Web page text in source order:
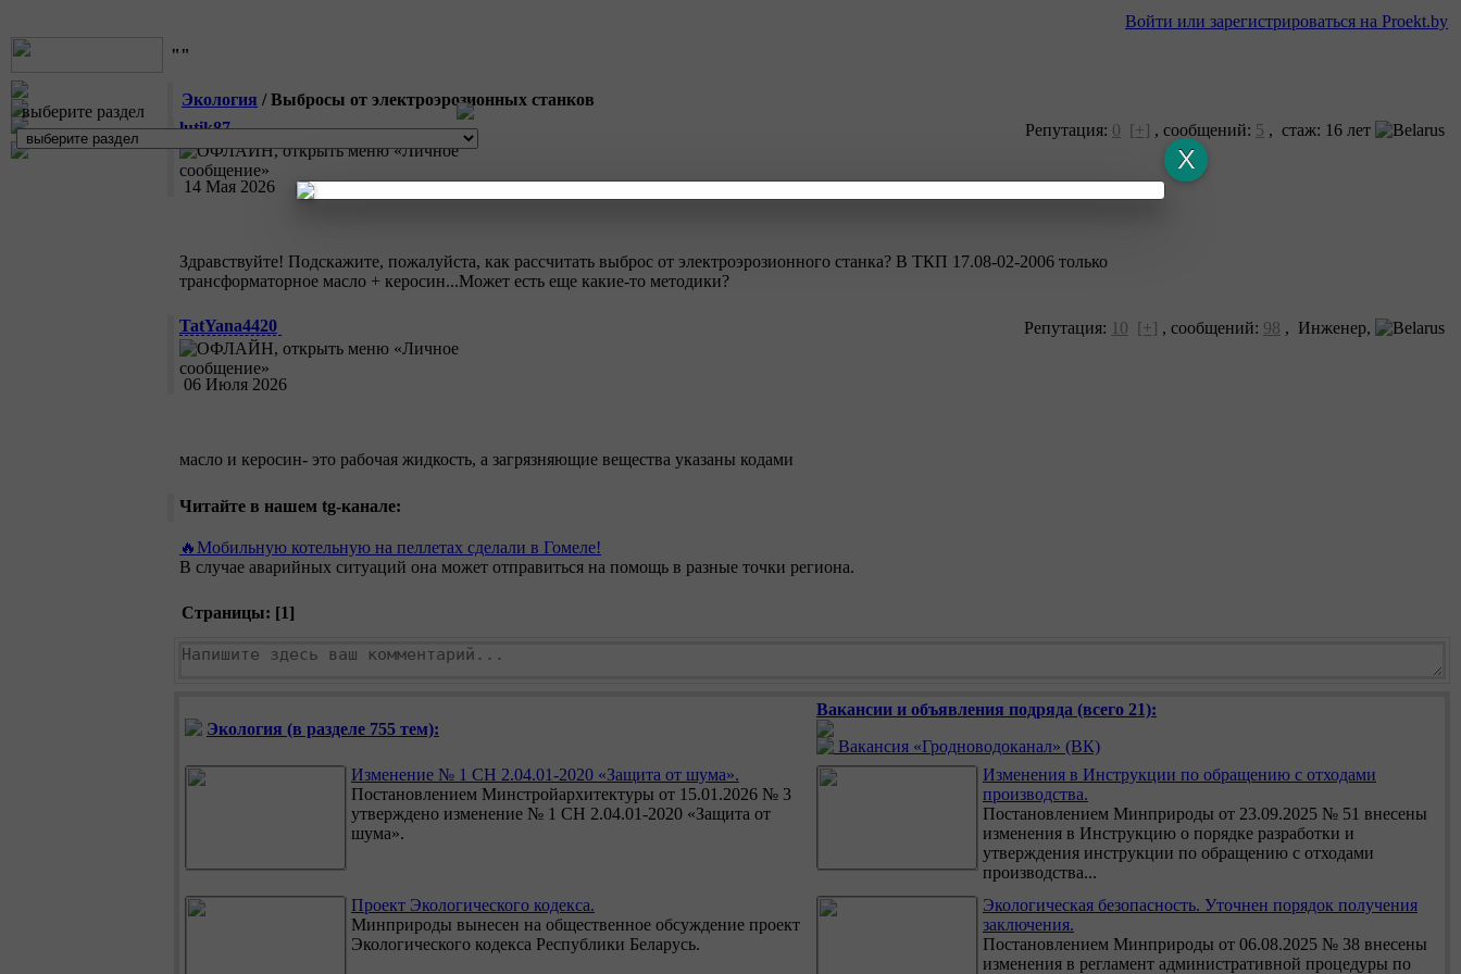
Войти или зарегистрироваться на Proekt.by
выберите раздел
""
Экология / Выбросы от электроэрозионных станков
lutik87
14 Мая 2026
Репутация: 0 [+] , сообщений: 5 , cтаж: 16 лет
Здравствуйте! Подскажите, пожалуйста, как рассчитать выброс от электроэрозионного станка? В ТКП 17.08-02-2006 только
трансформаторное масло + керосин...Может есть еще какие-то методики?
TatYana4420
06 Июля 2026
Репутация: 10 [+] , сообщений: 98 , Инженер,
масло и керосин- это рабочая жидкость, а загрязняющие вещества указаны кодами
Читайте в нашем tg-канале:
🔥Мобильную котельную на пеллетах сделали в Гомеле!
В случае аварийных ситуаций она может отправиться на помощь в разные точки региона.
Страницы: [1]
Экология (в разделе 755 тем):
Вакансии и объявления подряда (всего 21):
Вакансия «Гродноводоканал» (ВК)
Изменение № 1 СН 2.04.01-2020 «Защита от шума».
Постановлением Минстройархитектуры от 15.01.2026 № 3
утверждено изменение № 1 СН 2.04.01-2020 «Защита от
шума».
Изменения в Инструкции по обращению с отходами
производства.
Постановлением Минприроды от 23.09.2025 № 51 внесены
изменения в Инструкцию о порядке разработки и
утверждения инструкции по обращению с отходами
производства...
Проект Экологического кодекса.
Минприроды вынесен на общественное обсуждение проект
Экологического кодекса Республики Беларусь.
Экологическая безопасность. Уточнен порядок получения
заключения.
Постановлением Минприроды от 06.08.2025 № 38 внесены
изменения в регламент административной процедуры по